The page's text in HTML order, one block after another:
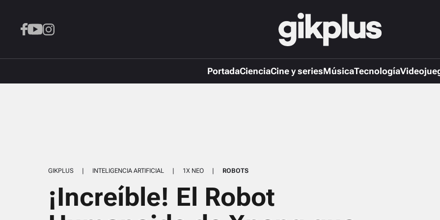
PortadaCienciaCine y seriesMúsicaTecnología
GIKPLUS | INTELIGENCIA ARTIFICIAL | 1X NEO | ROBOTS
¡Increíble! El Robot